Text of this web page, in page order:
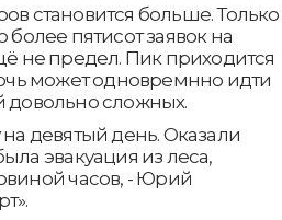
становится больше. Только
пятисот заявок на
не предел. Пик приходится
может одновремнно идти
довольно сложных.
девятый день. Оказали
эвакуация из леса,
часов, - Юрий